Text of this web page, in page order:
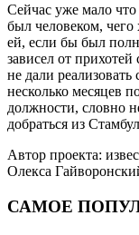
Сейчас уже мало что
был человеком, чего
ей, если бы был
зависел от
не дали
несколько месяцев
должности, словно
добраться из
Автор проекта:
Олекса
САМОЕ